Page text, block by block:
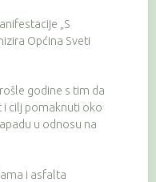
„S
Općina Sveti
godine s tim da
i cilj pomaknuti oko
u odnosu na
i asfalta